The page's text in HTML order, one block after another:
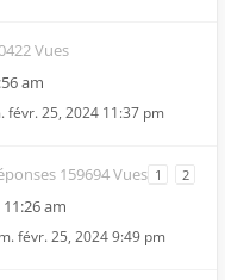
Vues
am
févr. 25, 2024 11:37 pm
159694 Vues 1 2
am
févr. 25, 2024 9:49 pm